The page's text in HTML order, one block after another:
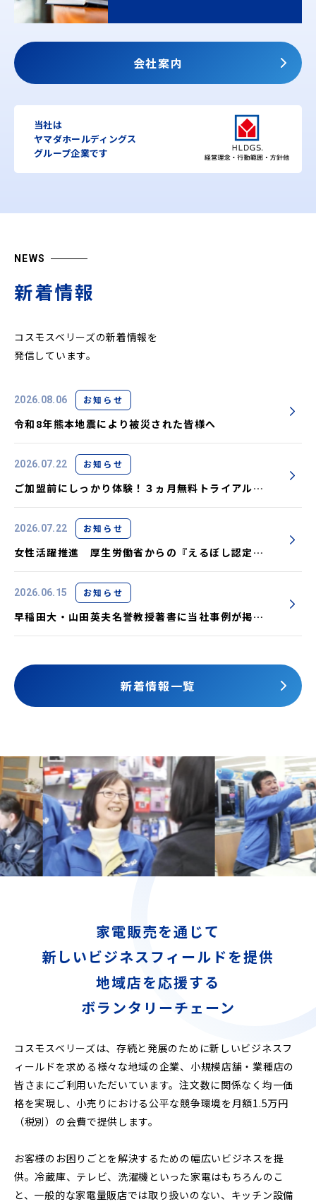
会社案内
当社は
ヤマダホールディングス
グループ企業です
NEWS
新着情報
コスモスベリーズの新着情報を
発信しています。
2026.08.06 お知らせ
令和8年熊本地震により被災された皆様へ
2026.07.22 お知らせ
ご加盟前にしっかり体験！３ヵ月無料トライアル実
施中です
2026.07.22 お知らせ
女性活躍推進 厚生労働省からの『えるぼし認定』
取得しました
2026.06.15 お知らせ
早稲田大・山田英夫名誉教授著書に当社事例が掲載
されました
新着情報一覧
家電販売を通じて
新しいビジネスフィールドを提供
地域店を応援する
ボランタリーチェーン
コスモスベリーズは、存続と発展のために新しいビジネスフ
ィールドを求める様々な地域の企業、小規模店舗・業種店の
皆さまにご利用いただいています。注文数に関係なく均一価
格を実現し、小売りにおける公平な競争環境を月額1.5万円
（税別）の会費で提供します。
お客様のお困りごとを解決するための幅広いビジネスを提
供。冷蔵庫、テレビ、洗濯機といった家電はもちろんのこ
と、一般的な家電量販店では取り扱いのない、キッチン設備